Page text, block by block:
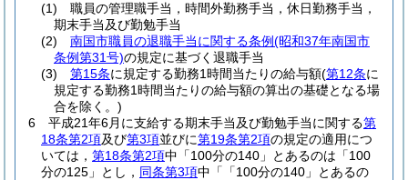
(1)
職員の管理職手当，時間外勤務手当，休日勤務手当，
期末手当及び勤勉手当
(2)
南国市職員の退職手当に関する条例(昭和37年南国市
条例第31号)の規定に基づく退職手当
(3)
第15条に規定する勤務1時間当たりの給与額(第12条に
規定する勤務1時間当たりの給与額の算出の基礎となる場
合を除く。)
6
平成21年6月に支給する期末手当及び勤勉手当に関する第
18条第2項及び第3項並びに第19条第2項の規定の適用につ
いては， 第18条第2項中「100分の140」とあるのは「100
分の125」とし， 同条第3項中「「100分の140」とあるの